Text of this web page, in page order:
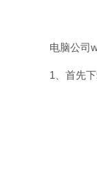
电脑公司
1、首先